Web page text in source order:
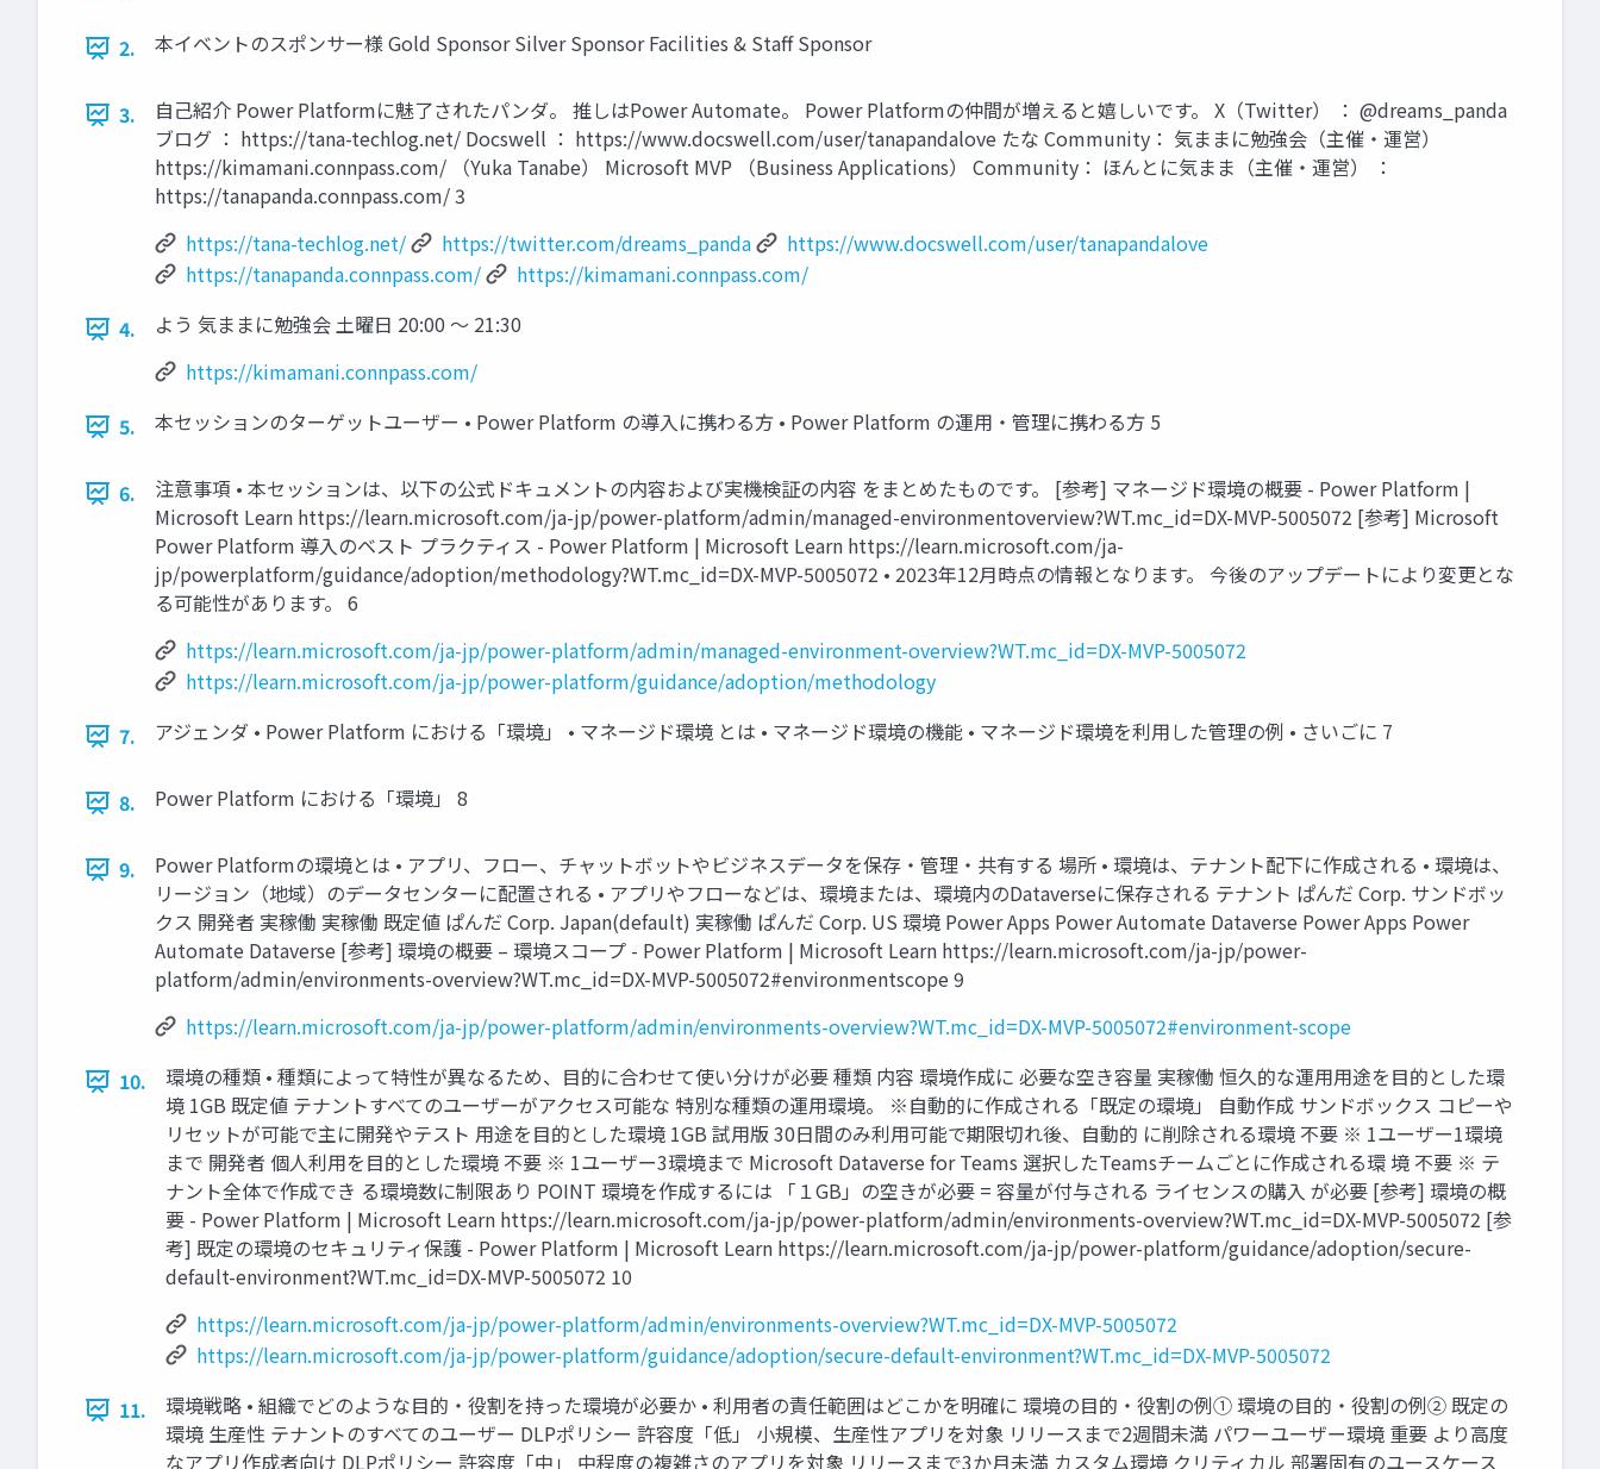
2. 本イベントのスポンサー様 Gold Sponsor Silver Sponsor Facilities & Staff Sponsor
3.
自己紹介 Power Platformに魅了されたパンダ。 推しはPower Automate。 Power Platformの仲間が増えると嬉しいです。 X（Twitter） ： @dreams_panda
ブログ ： https://tana-techlog.net/ Docswell ： https://www.docswell.com/user/tanapandalove たな Community： 気ままに勉強会（主催・運営）
https://kimamani.connpass.com/ （Yuka Tanabe） Microsoft MVP （Business Applications） Community： ほんとに気まま（主催・運営） ：
https://tanapanda.connpass.com/ 3
https://tana-techlog.net/
https://twitter.com/dreams_panda
https://www.docswell.com/user/tanapandalove
https://tanapanda.connpass.com/
https://kimamani.connpass.com/
4.
よう 気ままに勉強会 土曜日 20:00 ～ 21:30
https://kimamani.connpass.com/
5.
本セッションのターゲットユーザー • Power Platform の導入に携わる方 • Power Platform の運用・管理に携わる方 5
6.
注意事項 • 本セッションは、以下の公式ドキュメントの内容および実機検証の内容 をまとめたものです。 [参考] マネージド環境の概要 - Power Platform |
Microsoft Learn https://learn.microsoft.com/ja-jp/power-platform/admin/managed-environmentoverview?WT.mc_id=DX-MVP-5005072 [参考] Microsoft
Power Platform 導入のベスト プラクティス - Power Platform | Microsoft Learn https://learn.microsoft.com/ja-
jp/powerplatform/guidance/adoption/methodology?WT.mc_id=DX-MVP-5005072 • 2023年12月時点の情報となります。 今後のアップデートにより変更とな
る可能性があります。 6
https://learn.microsoft.com/ja-jp/power-platform/admin/managed-environment-overview?WT.mc_id=DX-MVP-5005072
https://learn.microsoft.com/ja-jp/power-platform/guidance/adoption/methodology
7.
アジェンダ • Power Platform における「環境」 • マネージド環境 とは • マネージド環境の機能 • マネージド環境を利用した管理の例 • さいごに 7
8. Power Platform における「環境」 8
9.
Power Platformの環境とは • アプリ、フロー、チャットボットやビジネスデータを保存・管理・共有する 場所 • 環境は、テナント配下に作成される • 環境は、
リージョン（地域）のデータセンターに配置される • アプリやフローなどは、環境または、環境内のDataverseに保存される テナント ぱんだ Corp. サンドボッ
クス 開発者 実稼働 実稼働 既定値 ぱんだ Corp. Japan(default) 実稼働 ぱんだ Corp. US 環境 Power Apps Power Automate Dataverse Power Apps Power
Automate Dataverse [参考] 環境の概要 – 環境スコープ - Power Platform | Microsoft Learn https://learn.microsoft.com/ja-jp/power-
platform/admin/environments-overview?WT.mc_id=DX-MVP-5005072#environmentscope 9
https://learn.microsoft.com/ja-jp/power-platform/admin/environments-overview?WT.mc_id=DX-MVP-5005072#environment-scope
10.
環境の種類 • 種類によって特性が異なるため、目的に合わせて使い分けが必要 種類 内容 環境作成に 必要な空き容量 実稼働 恒久的な運用用途を目的とした環
境 1GB 既定値 テナントすべてのユーザーがアクセス可能な 特別な種類の運用環境。 ※自動的に作成される「既定の環境」 自動作成 サンドボックス コピーや
リセットが可能で主に開発やテスト 用途を目的とした環境 1GB 試用版 30日間のみ利用可能で期限切れ後、自動的 に削除される環境 不要 ※ 1ユーザー1環境
まで 開発者 個人利用を目的とした環境 不要 ※ 1ユーザー3環境まで Microsoft Dataverse for Teams 選択したTeamsチームごとに作成される環 境 不要 ※ テ
ナント全体で作成でき る環境数に制限あり POINT 環境を作成するには 「１GB」の空きが必要 = 容量が付与される ライセンスの購入 が必要 [参考] 環境の概
要 - Power Platform | Microsoft Learn https://learn.microsoft.com/ja-jp/power-platform/admin/environments-overview?WT.mc_id=DX-MVP-5005072 [参
考] 既定の環境のセキュリティ保護 - Power Platform | Microsoft Learn https://learn.microsoft.com/ja-jp/power-platform/guidance/adoption/secure-
default-environment?WT.mc_id=DX-MVP-5005072 10
https://learn.microsoft.com/ja-jp/power-platform/admin/environments-overview?WT.mc_id=DX-MVP-5005072
https://learn.microsoft.com/ja-jp/power-platform/guidance/adoption/secure-default-environment?WT.mc_id=DX-MVP-5005072
11.
環境戦略 • 組織でどのような目的・役割を持った環境が必要か • 利用者の責任範囲はどこかを明確に 環境の目的・役割の例① 環境の目的・役割の例② 既定の
環境 生産性 テナントのすべてのユーザー DLPポリシー 許容度「低」 小規模、生産性アプリを対象 リリースまで2週間未満 パワーユーザー環境 重要 より高度
なアプリ作成者向け DLPポリシー 許容度「中」 中程度の複雑さのアプリを対象 リリースまで3か月未満 カスタム環境 クリティカル 部署固有のユースケース